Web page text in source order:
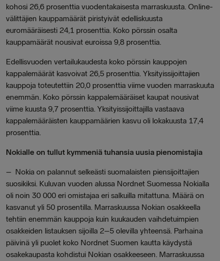
kohosi 26,6 prosenttia vuodentakaisesta marraskuusta. Online-
välittäjien kauppamäärät piristyivät edelliskuusta
euromääräisesti 24,1 prosenttia. Koko pörssin osalta
kauppamäärät nousivat euroissa 9,8 prosenttia.
Edellisvuoden vertailukaudesta koko pörssin kauppojen
kappalemäärät kasvoivat 26,5 prosenttia. Yksityissijoittajien
kauppoja toteutettiin 20,0 prosenttia viime vuoden marraskuuta
enemmän. Koko pörssin kappalemääräiset kaupat nousivat
viime kuusta 9,7 prosenttia. Yksityissijoittajilla vastaava
kappalemääräisten kauppamäärien kasvu oli lokakuusta 17,4
prosenttia.
Nokialle on tullut kymmeniä tuhansia uusia pienomistajia
– Nokia on palannut selkeästi suomalaisten piensijoittajien
suosikiksi. Kuluvan vuoden alussa Nordnet Suomessa Nokialla
oli noin 30 000 eri omistajaa eri salkuilla mitattuna. Määrä on
kasvanut yli 50 prosentilla. Marraskuussa Nokian osakkeella
tehtiin enemmän kauppoja kuin kuukauden vaihdetuimpien
osakkeiden listauksen sijoilla 2–5 olevilla yhteensä. Parhaina
päivinä yli puolet koko Nordnet Suomen kautta käydystä
osakekaupasta kohdistui Nokian osakkeeseen. Marraskuussa